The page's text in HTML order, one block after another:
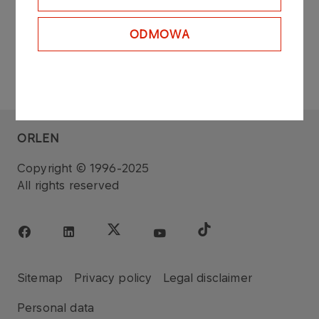
ODMOWA
ORLEN
Copyright © 1996-2025
All rights reserved
Sitemap Privacy policy Legal disclaimer
Personal data